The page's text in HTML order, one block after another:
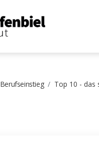
Berufseinstieg Top 10 - das